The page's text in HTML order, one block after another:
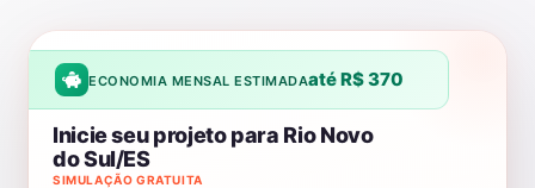
ECONOMIA MENSAL ESTIMADAaté R$ 370
SIMULAÇÃO GRATUITA
Inicie seu projeto para Rio Novo
do Sul/ES